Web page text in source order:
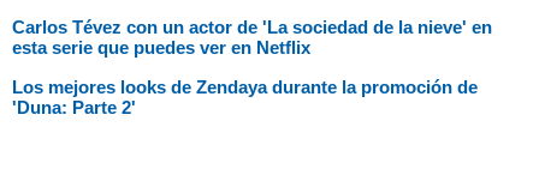
Carlos Tévez con un actor de 'La sociedad de la nieve' en
esta serie que puedes ver en Netflix
Los mejores looks de Zendaya durante la promoción de
'Duna: Parte 2'